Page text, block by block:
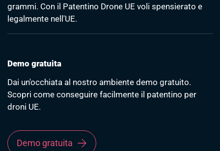
grammi. Con il Patentino Drone UE voli spensierato e
legalmente nell'UE.
Demo gratuita
Dai un'occhiata al nostro ambiente demo gratuito.
Scopri come conseguire facilmente il patentino per
droni UE.
Demo gratuita